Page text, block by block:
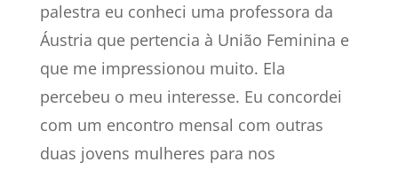
palestra eu conheci uma professora da
Áustria que pertencia à União Feminina e
que me impressionou muito. Ela
percebeu o meu interesse. Eu concordei
com um encontro mensal com outras
duas jovens mulheres para nos